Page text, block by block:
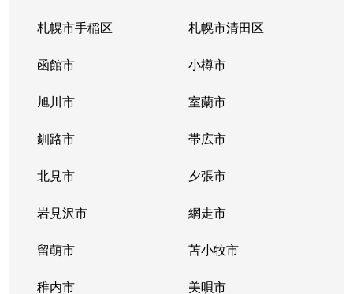
札幌市手稲区 札幌市清田区
函館市 小樽市
旭川市 室蘭市
釧路市 帯広市
北見市 夕張市
岩見沢市 網走市
留萌市 苫小牧市
稚内市 美唄市